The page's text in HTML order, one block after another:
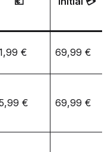
€ 69,99 €
€ 69,99 €